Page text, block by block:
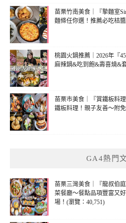
苗栗竹南美食｜『摯麵室
麵條任你選！推薦必吃桔
桃園火鍋推薦｜2026年『
麻辣鍋&吃到飽&壽喜燒&
苗栗市美食｜『賞鐵板料
鐵板料理！親子友善～附
GA4熱門
苗栗三灣美食｜『龍叔伯
菜餐廳～餐點品項豐富又
場！(瀏覽：40,751)